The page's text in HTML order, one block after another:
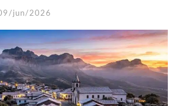
jun/2026